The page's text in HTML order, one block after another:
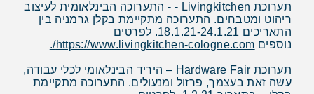
תערוכת Livingkitchen - - התערוכה הבינלאומית לעיצוב
ריהוט ומטבחים. התערוכה מתקיימת בקלן גרמניה בין
התאריכים 18.1.21-24.1.21. לפרטים
נוספים https://www.livingkitchen-cologne.com/
.
תערוכת Hardware Fair – היריד הבינלאומי לכלי עבודה,
עשה זאת בעצמך, פרזול ומנעולים. התערוכה מתקיימת